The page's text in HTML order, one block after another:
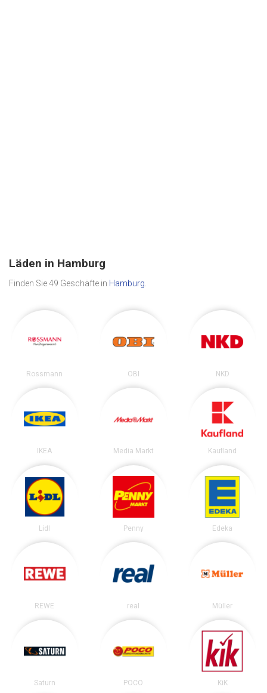
Läden in Hamburg
Finden Sie 49 Geschäfte in Hamburg
Rossmann OBI NKD
IKEA Media Markt Kaufland
Lidl Penny Edeka
REWE real Müller
Saturn POCO KiK